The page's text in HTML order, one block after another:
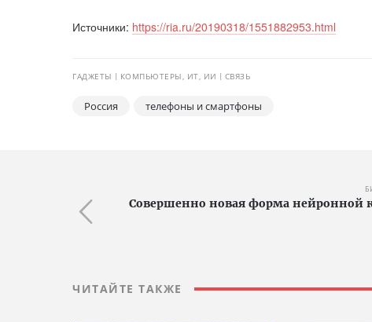
Источники: https://ria.ru/20190318/1551882953.html
ГАДЖЕТЫ КОМПЬЮТЕРЫ, ИТ, ИИ СВЯЗЬ
Россия телефоны и смартфоны
Совершенно новая форма
ЧИТАЙТЕ ТАКЖЕ